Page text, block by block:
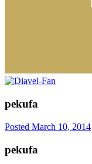
pekufa
Posted March 10, 2014
pekufa